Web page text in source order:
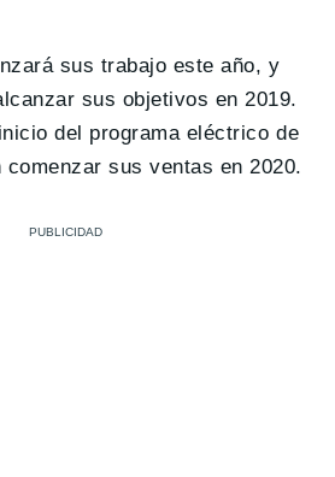
sus trabajo este año, y
sus objetivos en 2019.
del programa eléctrico de
comenzar sus ventas en 2020.